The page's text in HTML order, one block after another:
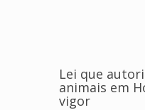
Lei que
animais em
vigor